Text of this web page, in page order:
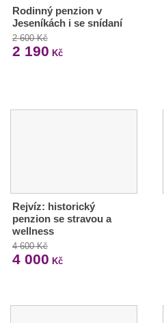
Rodinný penzion v
Jeseníkách i se snídaní
2 600 Kč
2 190 Kč
Rejvíz: historický
penzion se stravou a
wellness
4 600 Kč
4 000 Kč